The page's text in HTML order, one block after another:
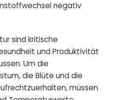
negativ
sind kritische
und Produktivität
Um die
die Blüte und die
müssen